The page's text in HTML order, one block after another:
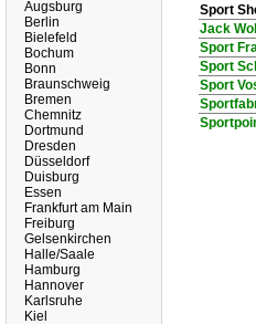
Augsburg
Berlin
Bielefeld
Bochum
Bonn
Braunschweig
Bremen
Chemnitz
Dortmund
Dresden
Düsseldorf
Duisburg
Essen
Frankfurt am Main
Freiburg
Gelsenkirchen
Halle/Saale
Hamburg
Hannover
Karlsruhe
Kiel
Sport
Jack
Sport
Sport
Sport